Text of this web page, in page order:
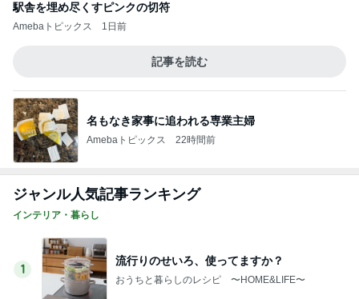
駅舎を埋め尽くすピンクの切符
Amebaトピックス 1日前
記事を読む
名もなき家事に追われる専業主婦
Amebaトピックス 22時間前
ジャンル人気記事ランキング
インテリア・暮らし
1
流行りのせいろ、使ってますか？
おうちと暮らしのレシピ 〜HOME&LIFE〜